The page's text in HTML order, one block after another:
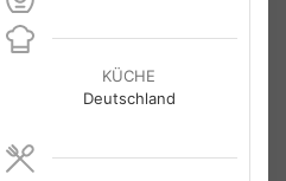
KÜCHE
Deutschland